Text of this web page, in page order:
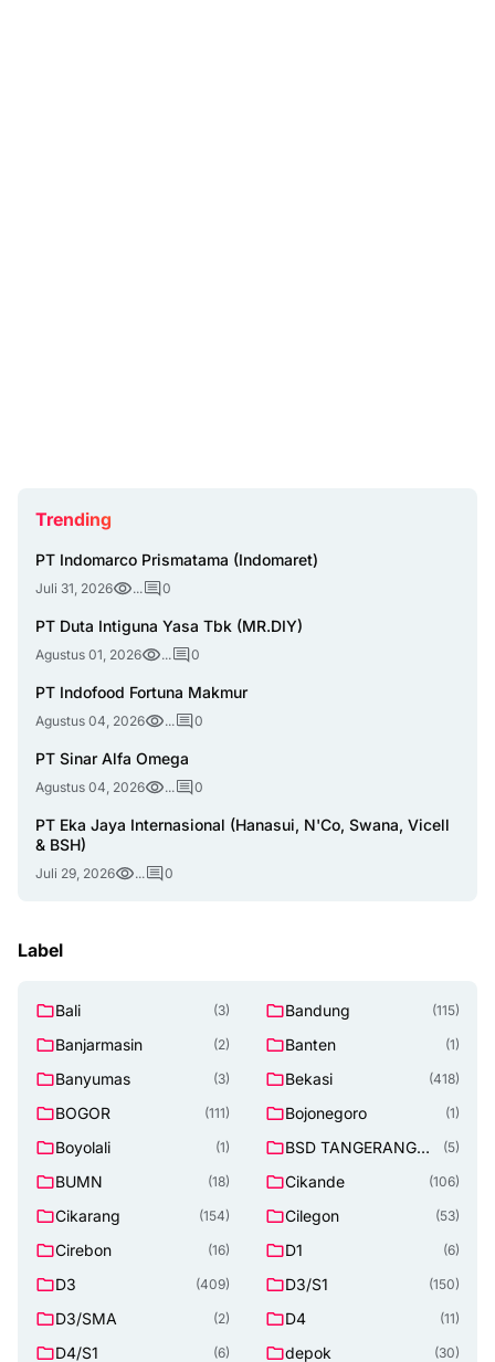
Trending
PT Indomarco Prismatama (Indomaret)
Juli 31, 2026 ... 0
PT Duta Intiguna Yasa Tbk (MR.DIY)
Agustus 01, 2026 ... 0
PT Indofood Fortuna Makmur
Agustus 04, 2026 ... 0
PT Sinar Alfa Omega
Agustus 04, 2026 ... 0
PT Eka Jaya Internasional (Hanasui, N'Co, Swana, Vicell
& BSH)
Juli 29, 2026 ... 0
Label
Bali (3) Bandung (115)
Banjarmasin (2) Banten (1)
Banyumas (3) Bekasi (418)
BOGOR (111) Bojonegoro (1)
Boyolali (1)
BSD TANGERANG
(5)
BUMN (18) Cikande (106)
Cikarang (154) Cilegon (53)
Cirebon (16) D1 (6)
D3 (409) D3/S1 (150)
D3/SMA (2) D4 (11)
D4/S1 (6) depok (30)